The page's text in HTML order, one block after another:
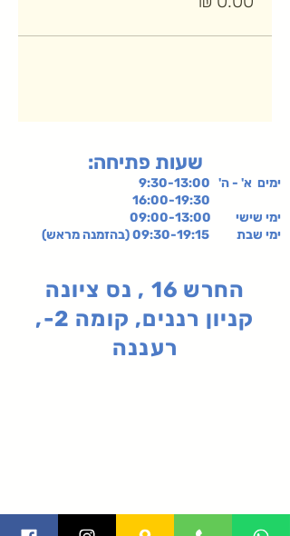
:שעות פתיחה
ימים א' - ה' 9:30-13:00
ימי שישי 09:00-13:00
ימי שבת 09:30-19:15 (בהזמנה מראש)
החרש 16 , נס ציונה
קניון רננים, קומה 2-,
רעננה